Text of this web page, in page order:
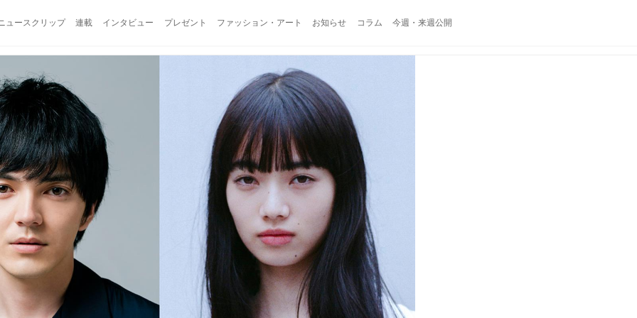
ュースクリップ 連載 インタビュー プレゼント ファッション・アート お知らせ コラム 今週・来週公開